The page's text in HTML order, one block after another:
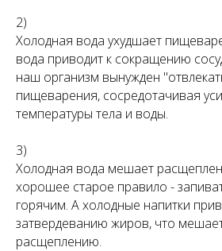
2)
Холодная вода ухудшает
вода приводит к сокращению
наш организм вынужден
пищеварения, сосредотачивая
температуры тела и воды.
3)
Холодная вода мешает
хорошее старое правило -
горячим. А холодные напитки
затвердеванию жиров, что
расщеплению.